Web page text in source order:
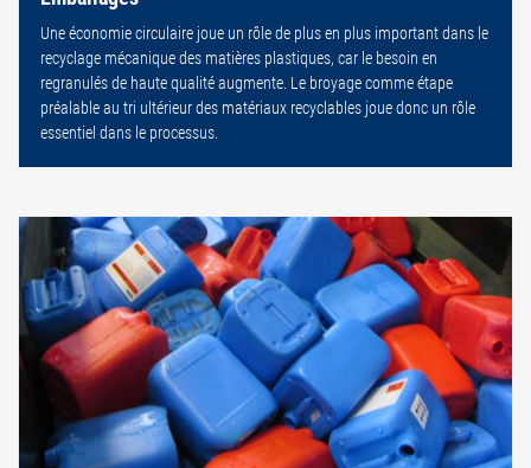
Une économie circulaire joue un rôle de plus en plus important dans le
recyclage mécanique des matières plastiques, car le besoin en
regranulés de haute qualité augmente. Le broyage comme étape
préalable au tri ultérieur des matériaux recyclables joue donc un rôle
essentiel dans le processus.